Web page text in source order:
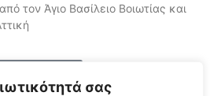
σας
τον Άγιο Βασίλειο Βοιωτίας και